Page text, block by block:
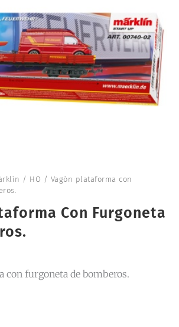
/ HO / Vagón plataforma con
Con Furgoneta
con furgoneta de bomberos.